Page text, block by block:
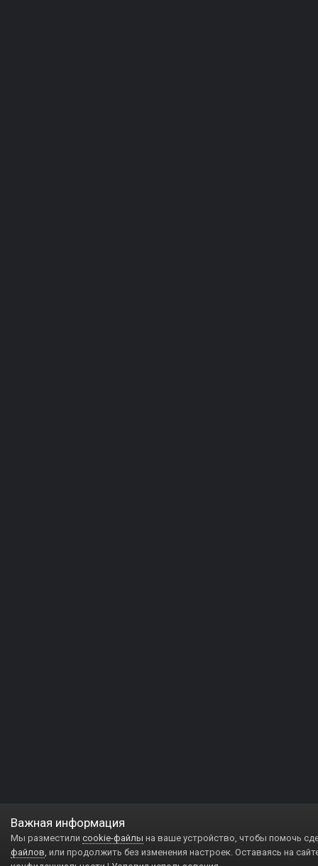
Важная информация
Мы разместили cookie-файлы на ваше устройство, чтобы помочь
файлов, или продолжить без изменения настроек. Оставаясь на